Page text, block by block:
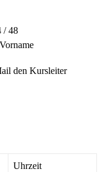
/ 48
den Kursleiter
Uhrzeit